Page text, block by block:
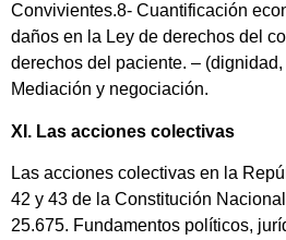
Convivientes.8- Cuantificación
daños en la Ley de derechos del
derechos del paciente. –
Mediación y negociación.
XI. Las acciones colectivas
Las acciones colectivas en la
42 y 43 de la Constitución
25.675. Fundamentos políticos,